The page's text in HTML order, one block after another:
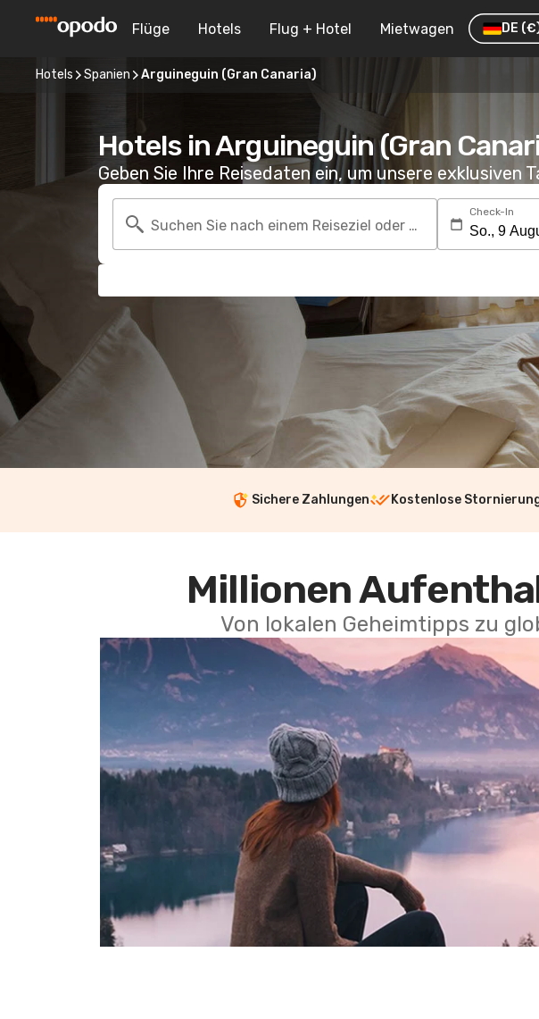
Flüge Hotels Flug + Hotel Mietwagen DE
Hotels Spanien Arguineguin (Gran Canaria)
Hotels in Arguineguin (Gran
Geben Sie Ihre Reisedaten ein, um unsere
Suchen Sie nach einem Reiseziel oder Hotel
Check-In
Sichere Zahlungen Kostenlose
Millionen
Von lokalen Geheimtipps zu